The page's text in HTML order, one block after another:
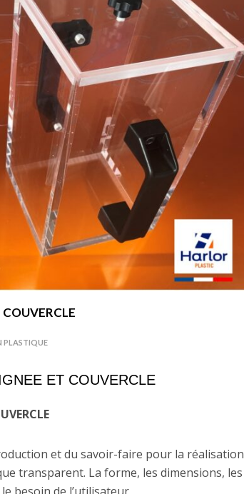
PLASTIQUE
ET COUVERCLE
et du savoir-faire pour la réalisation
transparent. La forme, les dimensions, les